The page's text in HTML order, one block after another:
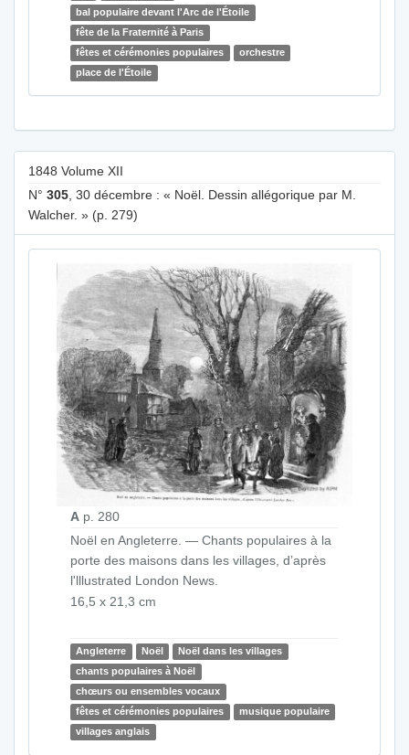
bal populaire devant l'Arc de l'Étoile
fête de la Fraternité à Paris
fêtes et cérémonies populaires
orchestre
place de l'Étoile
1848 Volume XII
N° 305, 30 décembre : « Noël. Dessin allégorique par M.
Walcher. » (p. 279)
A p. 280
Noël en Angleterre. — Chants populaires à la
porte des maisons dans les villages, d’après
l'lllustrated London News.
16,5 x 21,3 cm
Angleterre Noël
Noël dans les villages
chants populaires à Noël
chœurs ou ensembles vocaux
fêtes et cérémonies populaires
musique populaire
villages anglais